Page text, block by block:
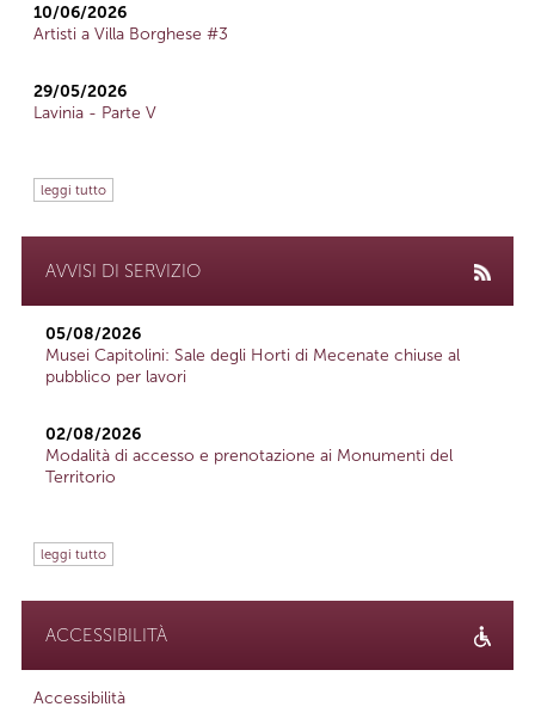
10/06/2026
Artisti a Villa Borghese #3
29/05/2026
Lavinia - Parte V
leggi tutto
AVVISI DI SERVIZIO
05/08/2026
Musei Capitolini: Sale degli Horti di Mecenate chiuse al
pubblico per lavori
02/08/2026
Modalità di accesso e prenotazione ai Monumenti del
Territorio
leggi tutto
ACCESSIBILITÀ
Accessibilità